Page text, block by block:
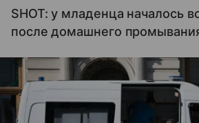
SHOT: у младенца началось
после домашнего